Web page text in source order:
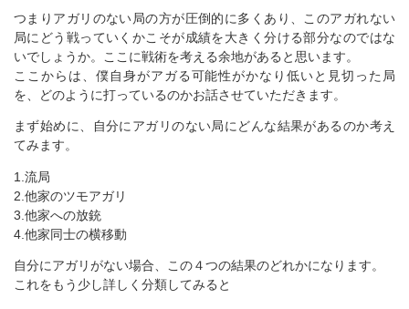
つまりアガリのない局の方が圧倒的に多くあり、このアガれない
局にどう戦っていくかこそが成績を大きく分ける部分なのではな
いでしょうか。ここに戦術を考える余地があると思います。
ここからは、僕自身がアガる可能性がかなり低いと見切った局
を、どのように打っているのかお話させていただきます。
まず始めに、自分にアガリのない局にどんな結果があるのか考え
てみます。
1.流局
2.他家のツモアガリ
3.他家への放銃
4.他家同士の横移動
自分にアガリがない場合、この４つの結果のどれかになります。
これをもう少し詳しく分類してみると